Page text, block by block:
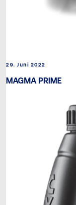
29. Juni 2022
MAGMA PRIME